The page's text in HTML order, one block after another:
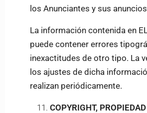
los Anunciantes y sus
La información contenida en
puede contener errores
inexactitudes de otro tipo. La
los ajustes de dicha
realizan periódicamente.
COPYRIGHT, PROPIEDAD